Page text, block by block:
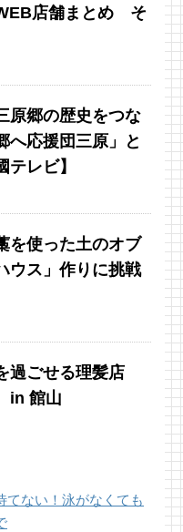
店舗まとめ そ
原郷の歴史をつな
へ応援団三原」と
テレビ】
を使った土のオブ
ウス」作りに挑戦
過ごせる理髪店
in 館山
てない！泳がなくても